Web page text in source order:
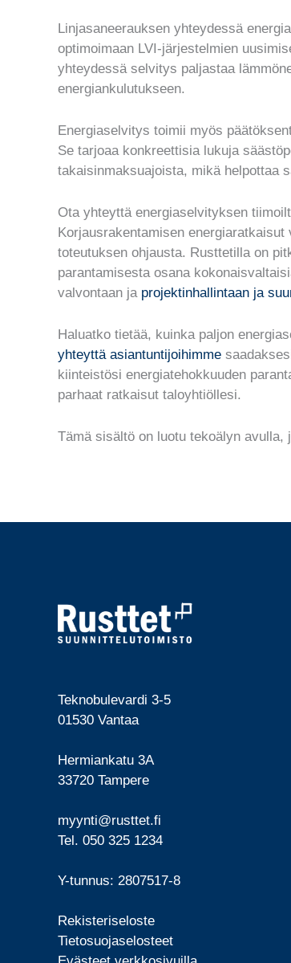
Linjasaneerauksen yhteydessä
optimoimaan LVI-järjestelmien
yhteydessä selvitys paljastaa
energiankulutukseen.
Energiaselvitys toimii myös
Se tarjoaa konkreettisia lukuja
takaisinmaksuajoista, mikä helpottaa
Ota yhteyttä energiaselvityksen
Korjausrakentamisen
toteutuksen ohjausta. Rusttetilla on
parantamisesta osana
valvontaan ja projektinhallintaan ja
Haluatko tietää, kuinka paljon
yhteyttä asiantuntijoihimme
kiinteistösi energiatehokkuuden
parhaat ratkaisut taloyhtiöllesi.
Tämä sisältö on luotu tekoälyn avulla,
Teknobulevardi 3-5
01530 Vantaa
Hermiankatu 3A
33720 Tampere
myynti@rusttet.fi
Tel. 050 325 1234
Y-tunnus: 2807517-8
Rekisteriseloste
Tietosuojaselosteet